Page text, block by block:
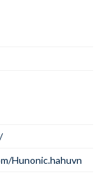
Hunonic.hahuvn